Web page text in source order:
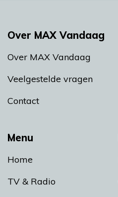
Menu
Home
TV & Radio
Over MAX Vandaag
Over MAX Vandaag
Veelgestelde vragen
Contact